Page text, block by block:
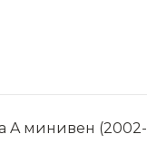
A минивен (2002-